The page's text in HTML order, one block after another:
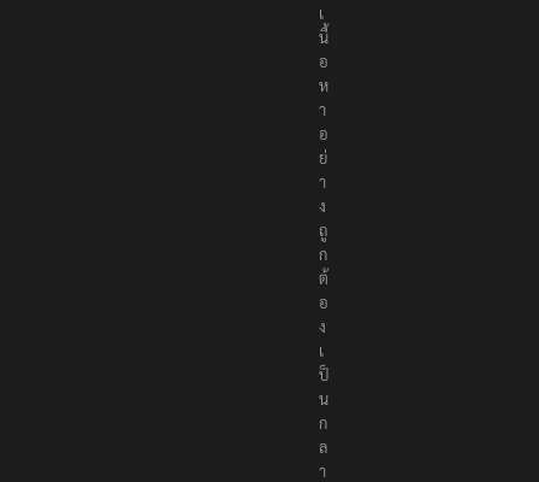
เ
นื้
อ
ห
า
อ
ย่
า
ง
ถู
ก
ต้
อ
ง
เ
ป็
น
ก
ล
า